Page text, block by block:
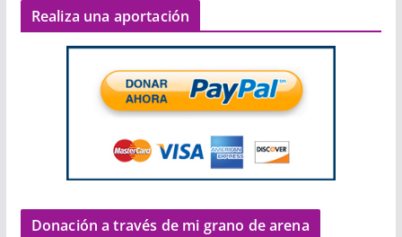
Realiza una aportación
Donación a través de mi grano de arena